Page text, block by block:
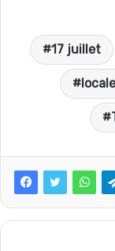
c
b
o
17 juillet